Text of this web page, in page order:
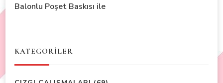
Balonlu Poşet Baskısı ile
KATEGORİLER